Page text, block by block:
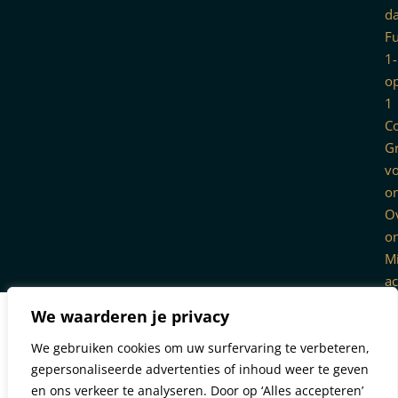
We waarderen je privacy
We gebruiken cookies om uw surfervaring te verbeteren,
gepersonaliseerde advertenties of inhoud weer te geven
en ons verkeer te analyseren. Door op ‘Alles accepteren’
1-
1
Product-pumping